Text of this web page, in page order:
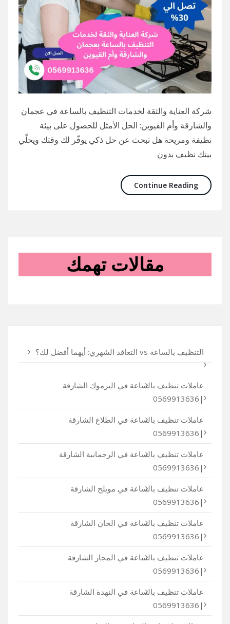
شركة العناية والثقة لخدمات التنظيف بالساعة في عجمان
والشارقة وأم القيوين: الحل الأمثل للحصول على بيئة
نظيفة ومريحة هل تبحث عن حل ذكي يوفّر لك وقتك ويخلّي
بيتك نظيف بدون
Continue Reading
مقالات تهمك
التنظيف بالساعة vs التعاقد الشهري: أيهما أفضل لك؟
عاملات تنظيف بالساعة في اليرموك الشارقة
|0569913636
عاملات تنظيف بالساعة في الطلاع الشارقة
|0569913636
عاملات تنظيف بالساعة في الرحمانية الشارقة
|0569913636
عاملات تنظيف بالساعة في مويلح الشارقة
|0569913636
عاملات تنظيف بالساعة في الخان الشارقة
|0569913636
عاملات تنظيف بالساعة في المجاز الشارقة
|0569913636
عاملات تنظيف بالساعة في النهدة الشارقة
|0569913636